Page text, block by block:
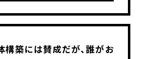
構築には賛成だが、誰がお